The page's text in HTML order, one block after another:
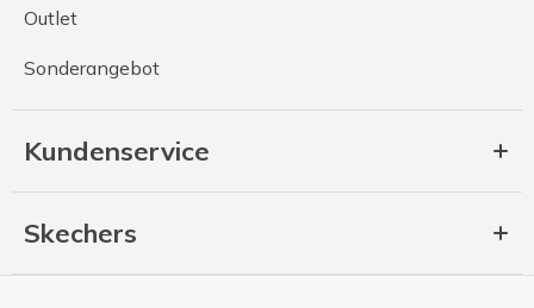
Outlet
Sonderangebot
Kundenservice
Skechers